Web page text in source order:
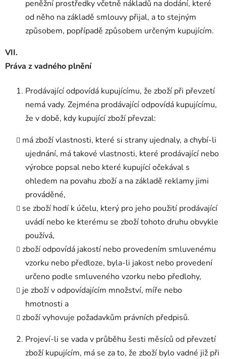
peněžní prostředky včetně nákladů na dodání, které
od něho na základě smlouvy přijal, a to stejným
způsobem, popřípadě způsobem určeným kupujícím.
VII.
Práva z vadného plnění
Prodávající odpovídá kupujícímu, že zboží při převzetí
nemá vady. Zejména prodávající odpovídá kupujícímu,
že v době, kdy kupující zboží převzal:
má zboží vlastnosti, které si strany ujednaly, a chybí-li
ujednání, má takové vlastnosti, které prodávající nebo
výrobce popsal nebo které kupující očekával s
ohledem na povahu zboží a na základě reklamy jimi
prováděné,
se zboží hodí k účelu, který pro jeho použití prodávající
uvádí nebo ke kterému se zboží tohoto druhu obvykle
používá,
zboží odpovídá jakostí nebo provedením smluvenému
vzorku nebo předloze, byla-li jakost nebo provedení
určeno podle smluveného vzorku nebo předlohy,
je zboží v odpovídajícím množství, míře nebo
hmotnosti a
zboží vyhovuje požadavkům právních předpisů.
Projeví-li se vada v průběhu šesti měsíců od převzetí
zboží kupujícím, má se za to, že zboží bylo vadné již při